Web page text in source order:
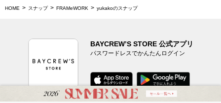
HOME スナップ FRAMeWORK yukakoのスナップ
BAYCREW’S STORE 公式アプリ
パスワードレスでかんたんログイン